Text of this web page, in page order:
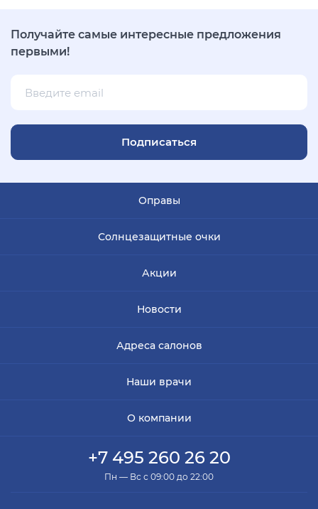
Получайте самые интересные предложения
первыми!
Подписаться
Оправы
Солнцезащитные очки
Акции
Новости
Адреса салонов
Наши врачи
О компании
+7 495 260 26 20
Пн — Вс с 09:00 до 22:00